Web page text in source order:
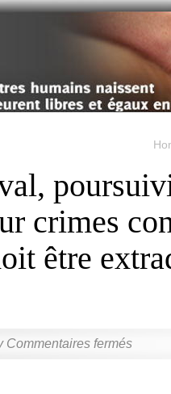
crimes
être
Commentaires fermés